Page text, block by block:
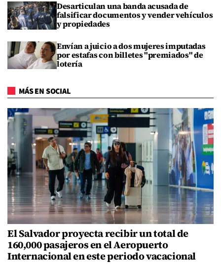
Desarticulan una banda acusada de
falsificar documentos y vender vehículos
y propiedades
Envían a juicio a dos mujeres imputadas
por estafas con billetes "premiados" de
lotería
MÁS EN SOCIAL
El Salvador proyecta recibir un total de
160,000 pasajeros en el Aeropuerto
Internacional en este periodo vacacional